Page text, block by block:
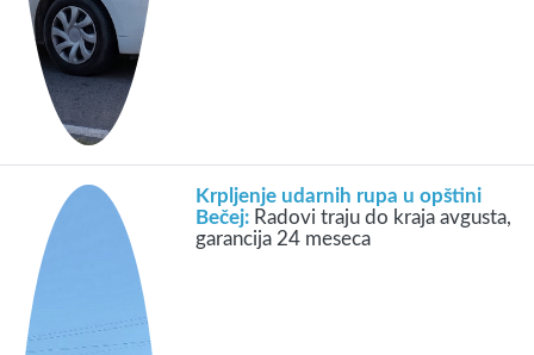
Krpljenje udarnih rupa u opštini
Bečej: Radovi traju do kraja avgusta,
garancija 24 meseca